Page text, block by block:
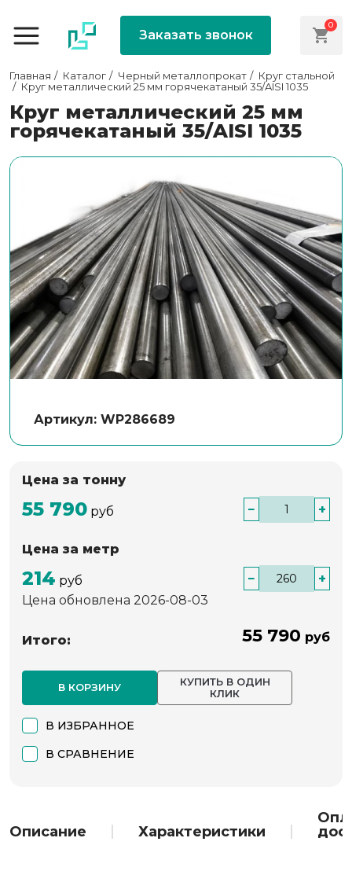
Заказать звонок
0
Главная Каталог Черный металлопрокат
Круг стальной
Круг металлический 25 мм горячекатаный 35/AISI 1035
Круг металлический 25 мм
горячекатаный 35/AISI 1035
Артикул: WP286689
Цена за тонну
55 790 руб − +
Цена за метр
214 руб −
+
Цена обновлена 2026-08-03
Итого: 55 790 руб
В КОРЗИНУ
КУПИТЬ В ОДИН
КЛИК
В ИЗБРАННОЕ
В СРАВНЕНИЕ
Описание Характеристики